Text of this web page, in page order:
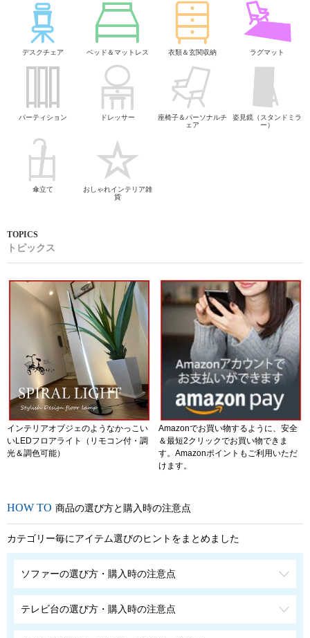
デスクチェア ベッド＆マットレス 衣類＆玄関収納 ラグマット
パーティション ドレッサー
座椅子＆パーソナルチ
ェア
姿見鏡（スタンドミラ
ー）
傘立て
おしゃれインテリア雑
貨
トピックス
インテリアオブジェのようなかっこい
いLEDフロアライト（リモコン付・調
光＆調色可能）
Amazonでお買い物するように、安全
＆最短2クリックでお買い物できま
す。Amazonポイントもご利用いただ
けます。
商品の選び方と購入時の注意点
カテゴリー毎にアイテム選びのヒントをまとめました
ソファーの選び方・購入時の注意点
テレビ台の選び方・購入時の注意点